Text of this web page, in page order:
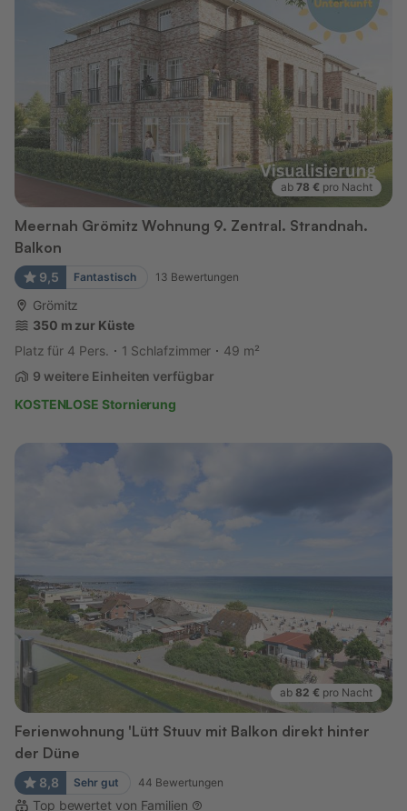
ab 78 € pro Nacht
Meernah Grömitz Wohnung 9. Zentral. Strandnah.
Balkon
9,5 Fantastisch 13 Bewertungen
Grömitz
350 m zur Küste
Platz für 4 Pers.
1 Schlafzimmer
49 m²
9 weitere Einheiten verfügbar
KOSTENLOSE Stornierung
ab 82 € pro Nacht
Ferienwohnung 'Lütt Stuuv mit Balkon direkt hinter
der Düne
8,8 Sehr gut 44 Bewertungen
Top bewertet von Familien